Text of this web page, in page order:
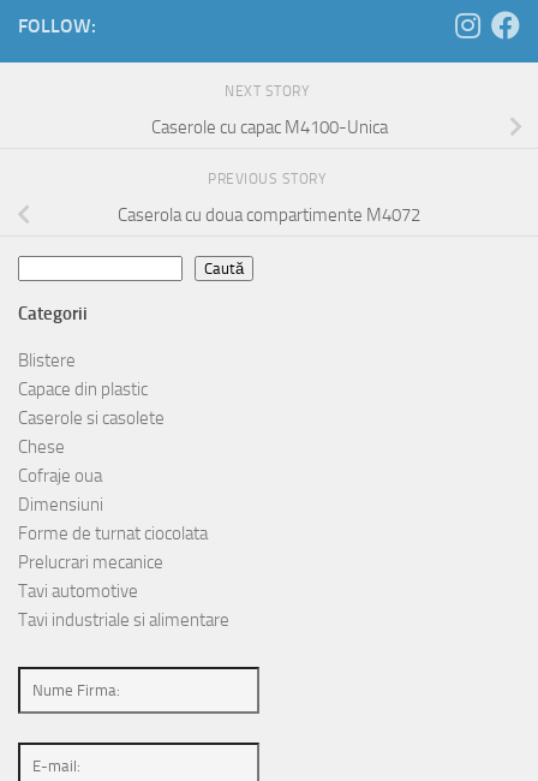
FOLLOW:
NEXT STORY
Caserole cu capac M4100-Unica
PREVIOUS STORY
Caserola cu doua compartimente M4072
Caută
Categorii
Blistere
Capace din plastic
Caserole si casolete
Chese
Cofraje oua
Dimensiuni
Forme de turnat ciocolata
Prelucrari mecanice
Tavi automotive
Tavi industriale si alimentare